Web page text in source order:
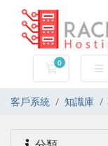
0
購物車
客戶系統 知識庫